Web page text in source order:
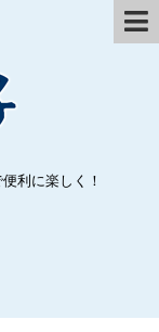
利に楽しく！